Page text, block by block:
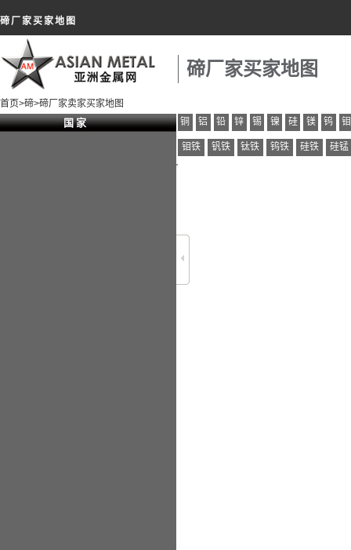
碲厂家买家地图
碲厂家买家地图
首页>碲>碲厂家卖家买家地图
国 家 铜 铝 铅 锌 锡 镍 硅 镁 钨 钼
钼铁 钒铁 钛铁 钨铁 硅铁 硅锰